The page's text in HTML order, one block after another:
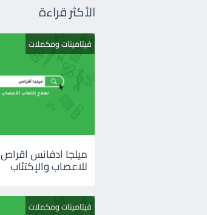
الأكثر قراءة
فيتامينات ومكملات
للاعصاب والإكتئاب
فيتامينات ومكملات